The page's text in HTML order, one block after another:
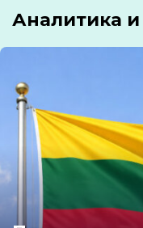
Аналитика